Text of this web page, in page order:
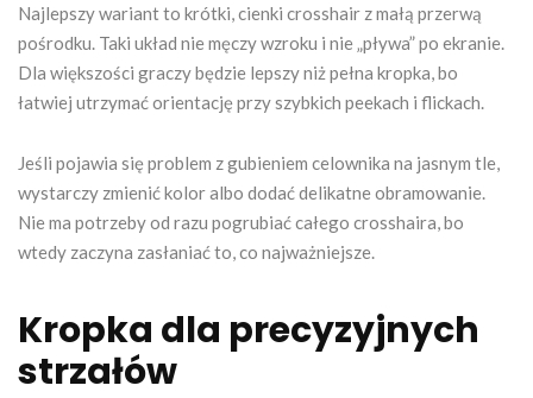
Najlepszy wariant to krótki, cienki crosshair z małą przerwą
pośrodku. Taki układ nie męczy wzroku i nie „pływa” po ekranie.
Dla większości graczy będzie lepszy niż pełna kropka, bo
łatwiej utrzymać orientację przy szybkich peekach i flickach.
Jeśli pojawia się problem z gubieniem celownika na jasnym tle,
wystarczy zmienić kolor albo dodać delikatne obramowanie.
Nie ma potrzeby od razu pogrubiać całego crosshaira, bo
wtedy zaczyna zasłaniać to, co najważniejsze.
Kropka dla precyzyjnych
strzałów